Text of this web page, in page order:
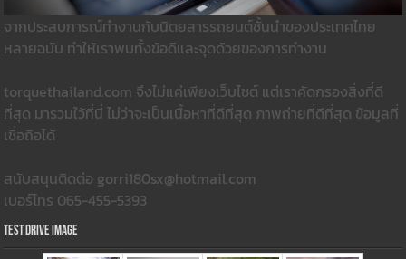
จากประสบการณ์ทำงานกับนิตยสารรถยนต์ชั้นนำของประเทศไทย
หลายฉบับ ทำให้เราพบทั้งข้อดีและจุดด้วยของการทำงาน
torquethailand.com จึงไม่แค่เพียงเว็บไซต์ แต่เราคัดกรองสิ่งที่ดี
ที่สุด มารวมใว้ที่นี่ ไม่ว่าจะเป็นเนื้อหาที่ดีที่สุด ภาพถ่ายที่ดีที่สุด ข้อมูลที่
เชื่อถือได้
สนับสนุนติดต่อ gorri180sx@hotmail.com
เบอร์โทร 065-455-5393
Test Drive Image